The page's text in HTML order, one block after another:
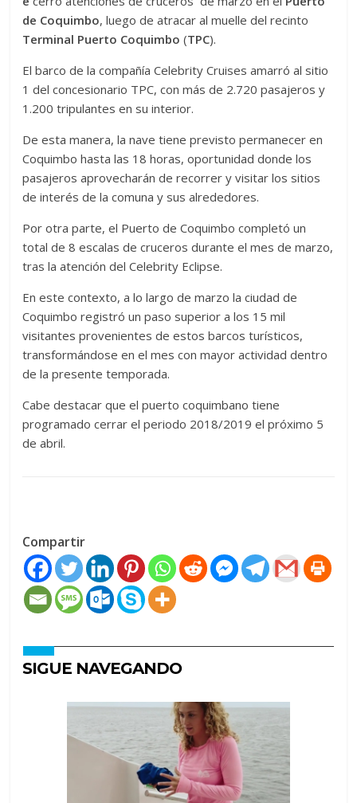
de Coquimbo, luego de atracar al muelle del recinto
Terminal Puerto Coquimbo (TPC).
El barco de la compañía Celebrity Cruises amarró al sitio
1 del concesionario TPC, con más de 2.720 pasajeros y
1.200 tripulantes en su interior.
De esta manera, la nave tiene previsto permanecer en
Coquimbo hasta las 18 horas, oportunidad donde los
pasajeros aprovecharán de recorrer y visitar los sitios
de interés de la comuna y sus alrededores.
Por otra parte, el Puerto de Coquimbo completó un
total de 8 escalas de cruceros durante el mes de marzo,
tras la atención del Celebrity Eclipse.
En este contexto, a lo largo de marzo la ciudad de
Coquimbo registró un paso superior a los 15 mil
visitantes provenientes de estos barcos turísticos,
transformándose en el mes con mayor actividad dentro
de la presente temporada.
Cabe destacar que el puerto coquimbano tiene
programado cerrar el periodo 2018/2019 el próximo 5
de abril.
Compartir
SIGUE NAVEGANDO